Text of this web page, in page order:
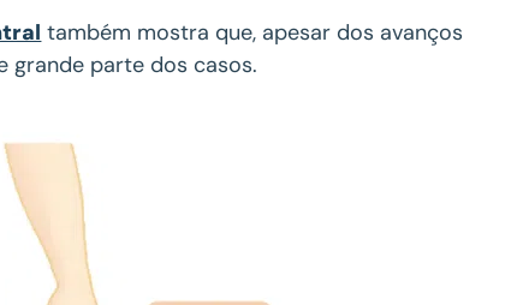
também mostra que, apesar dos avanços
grande parte dos casos.